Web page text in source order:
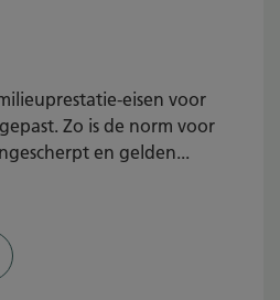
eisen voor
Zo is de norm voor
en gelden...